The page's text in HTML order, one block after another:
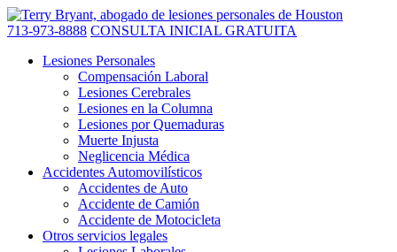
713-973-8888 CONSULTA INICIAL GRATUITA
Lesiones Personales
Compensación Laboral
Lesiones Cerebrales
Lesiones en la Columna
Lesiones por Quemaduras
Muerte Injusta
Neglicencia Médica
Accidentes Automovilísticos
Accidentes de Auto
Accidente de Camión
Accidente de Motocicleta
Otros servicios legales